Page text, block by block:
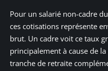
Pour un salarié non-cadre
ces cotisations représente
brut. Un cadre voit ce taux
principalement à cause de la
tranche de retraite